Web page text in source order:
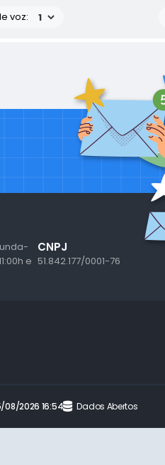
voz:
e
CNPJ
51.842.177/0001-76
08/2026 16:54 Dados Abertos